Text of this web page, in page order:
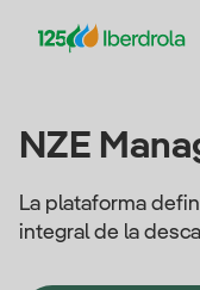
NZE
La plataforma
integral de la